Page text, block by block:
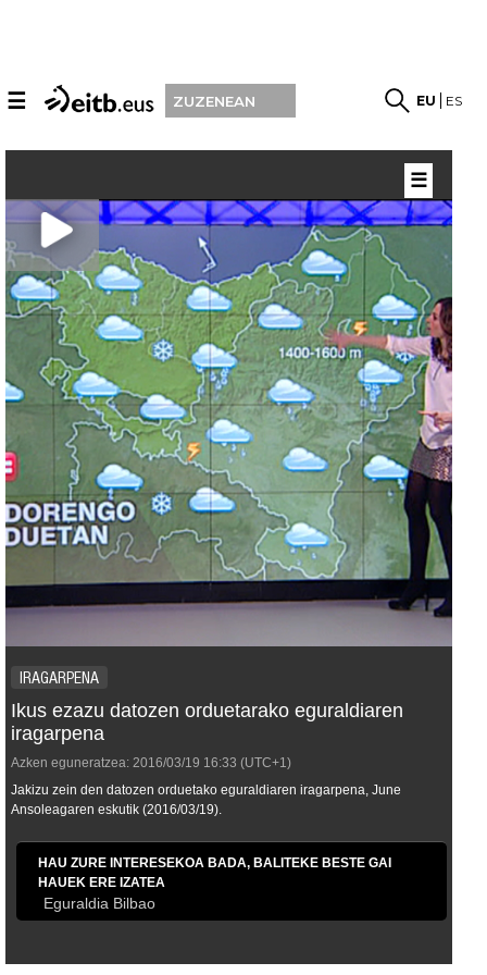
☰ ZUZENEAN EU ES
IRAGARPENA
Ikus ezazu datozen orduetarako eguraldiaren
iragarpena
Azken eguneratzea: 2016/03/19 16:33 (UTC+1)
Jakizu zein den datozen orduetako eguraldiaren iragarpena, June
Ansoleagaren eskutik (2016/03/19).
HAU ZURE INTERESEKOA BADA, BALITEKE BESTE GAI
HAUEK ERE IZATEA
Eguraldia Bilbao
☰